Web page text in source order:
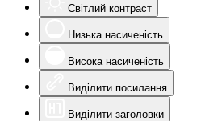
Світлий контраст
Низька насиченість
Висока насиченість
Виділити посилання
Виділити заголовки